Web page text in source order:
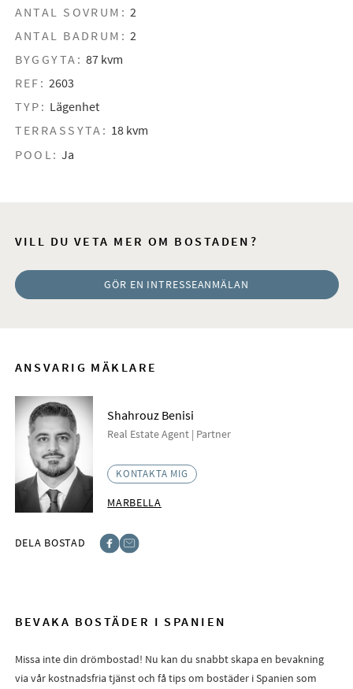
ANTAL SOVRUM: 2
ANTAL BADRUM: 2
BYGGYTA: 87 kvm
REF: 2603
TYP: Lägenhet
TERRASSYTA: 18 kvm
POOL: Ja
VILL DU VETA MER OM BOSTADEN?
GÖR EN INTRESSEANMÄLAN
ANSVARIG MÄKLARE
Shahrouz Benisi
Real Estate Agent | Partner
KONTAKTA MIG
MARBELLA
DELA BOSTAD
BEVAKA BOSTÄDER I SPANIEN
Missa inte din drömbostad! Nu kan du snabbt skapa en bevakning
via vår kostnadsfria tjänst och få tips om bostäder i Spanien som